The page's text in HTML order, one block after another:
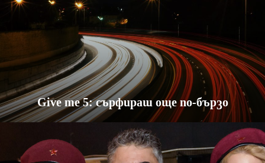
Give me 5: сърфираш още по-бързо